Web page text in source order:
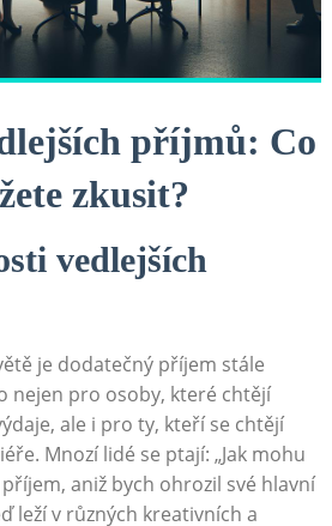
příjmů: Co‍
zkusit?
vedlejších
je ‌dodatečný ‌příjem ​stále
nejen⁢ pro osoby,⁤ které chtějí
ale ‌i pro ty, ‌kteří se chtějí‍
Mnozí lidé se ptají: „Jak mohu
​aniž bych ohrozil ⁣své hlavní
⁢leží ‌v různých kreativních a